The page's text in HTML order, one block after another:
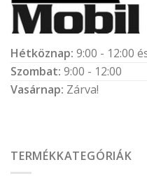
Hétköznap: 9:00 - 12:00
Szombat: 9:00 - 12:00
Vasárnap: Zárva!
TERMÉKKATEGÓRIÁK